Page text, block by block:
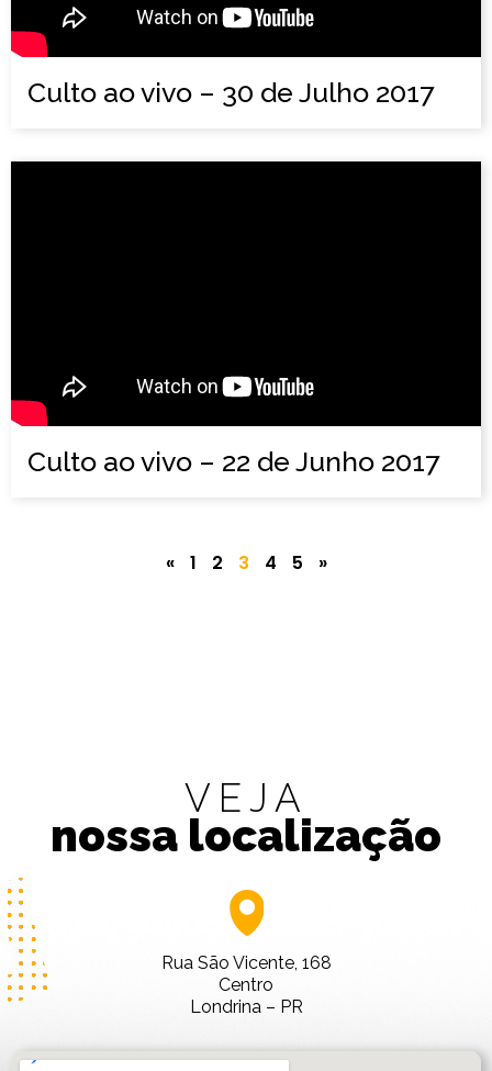
Culto ao vivo – 30 de Julho 2017
Culto ao vivo – 22 de Junho 2017
« 1 2 3 4 5 »
VEJA
nossa localização
Rua São Vicente, 168
Centro
Londrina – PR